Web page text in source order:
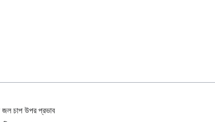
জল চাপ উপর প্রভাব